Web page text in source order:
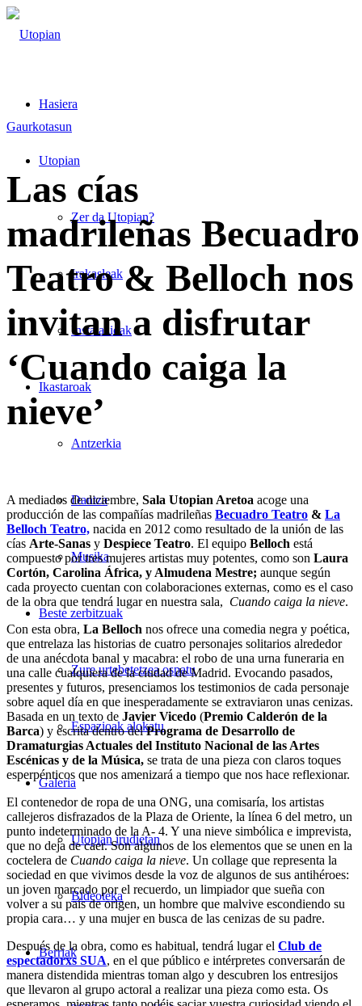
Hasiera
Utopian
Zer da Utopian?
Irakasleak
Instalazioak
Ikastaroak
Antzerkia
Dantza
Musika
Beste zerbitzuak
Zure urtebetetzea ospatu
Espazioak alokatu
Galeria
Utopian irudietan
Bideoteka
Berriak
Gaurkotasun
Las cías
madrileñas Becuadro
Teatro & Belloch nos
invitan a disfrutar
‘Cuando caiga la
nieve’
A mediados de diciembre, Sala Utopian Aretoa acoge una
producción de las compañías madrileñas Becuadro Teatro & La
Belloch Teatro, nacida en 2012 como resultado de la unión de las
cías Arte-Sanas y Despiece Teatro. El equipo Belloch está
compuesto por tres mujeres artistas muy potentes, como son Laura
Cortón, Carolina África, y Almudena Mestre; aunque según
cada proyecto cuentan con colaboraciones externas, como es el caso
de la obra que tendrá lugar en nuestra sala, Cuando caiga la nieve.
Con esta obra, La Belloch nos ofrece una comedia negra y poética,
que entrelaza las historias de cuatro personajes solitarios alrededor
de una anécdota banal y macabra: el robo de una urna funeraria en
una calle cualquiera de la ciudad de Madrid. Evocando pasados,
presentes y futuros, presenciamos los testimonios de cada personaje
sobre aquel día en que inesperadamente se extraviaron unas cenizas.
Basada en un texto de Javier Vicedo (Premio Calderón de la
Barca) y escrita dentro delPrograma de Desarrollo de
Dramaturgias Actuales del Instituto Nacional de las Artes
Escénicas y de la Música, se trata de una pieza con claros toques
esperpénticos que nos amenizará a tiempo que nos hace reflexionar.
El contenedor de ropa de una ONG, una comisaría, los artistas
callejeros disfrazados de la Plaza de Oriente, la línea 6 del metro, un
punto indeterminado de la A- 4. Y una nieve simbólica e imprevista,
que no deja de caer. Son algunos de los elementos que se unen en la
coctelera de Cuando caiga la nieve. Un collage que representa la
sociedad en que vivimos desde la voz de algunos de sus antihéroes:
un joven marcado por el recuerdo, un limpiador que sueña con
volver a su país de origen, un hombre que malvive escondiendo su
propia cara… y una mujer en busca de las cenizas de su padre.
Después de la obra, como es habitual, tendrá lugar el Club de
espectadorxs SUA, en el que público e intérpretes conversarán de
manera distendida mientras toman algo y descubren los entresijos
que llevaron al grupo actoral a realizar una pieza como esta. Os